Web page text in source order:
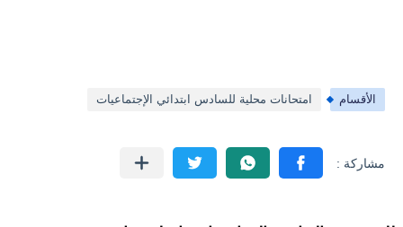
الأقسام امتحانات محلية للسادس ابتدائي الإجتماعيات